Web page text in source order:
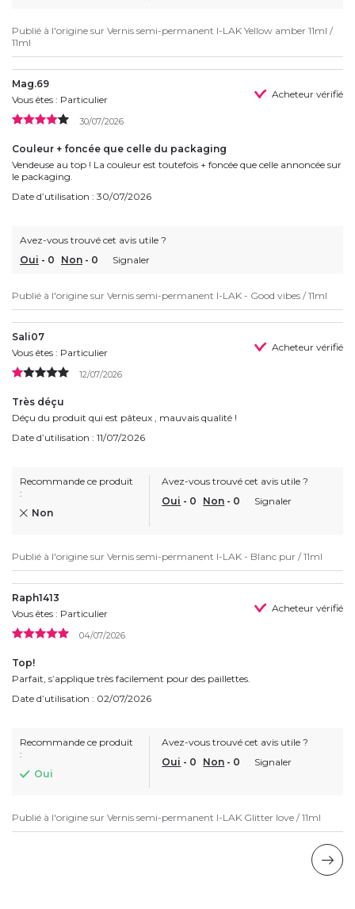
Publié à l'origine sur Vernis semi-permanent I-LAK Yellow amber 11ml /
11ml
Mag.69
Vous êtes : Particulier
Acheteur vérifié
30/07/2026
Couleur + foncée que celle du packaging
Vendeuse au top ! La couleur est toutefois + foncée que celle annoncée sur
le packaging.
Date d’utilisation : 30/07/2026
Avez-vous trouvé cet avis utile ?
Oui - 0 Non - 0 Signaler
Publié à l'origine sur Vernis semi-permanent I-LAK - Good vibes / 11ml
Sali07
Vous êtes : Particulier
Acheteur vérifié
12/07/2026
Très déçu
Déçu du produit qui est pâteux , mauvais qualité !
Date d’utilisation : 11/07/2026
Recommande ce produit
:
Non
Avez-vous trouvé cet avis utile ?
Oui - 0 Non - 0 Signaler
Publié à l'origine sur Vernis semi-permanent I-LAK - Blanc pur / 11ml
Raph1413
Vous êtes : Particulier
Acheteur vérifié
04/07/2026
Top!
Parfait, s’applique très facilement pour des paillettes.
Date d’utilisation : 02/07/2026
Recommande ce produit
:
Oui
Avez-vous trouvé cet avis utile ?
Oui - 0 Non - 0 Signaler
Publié à l'origine sur Vernis semi-permanent I-LAK Glitter love / 11ml